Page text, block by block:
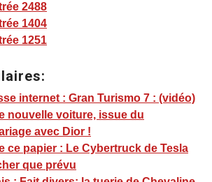
2488
1404
1251
internet : Gran Turismo 7 : (vidéo)
nouvelle voiture, issue du
avec Dior !
ce papier : Le Cybertruck de Tesla
que prévu